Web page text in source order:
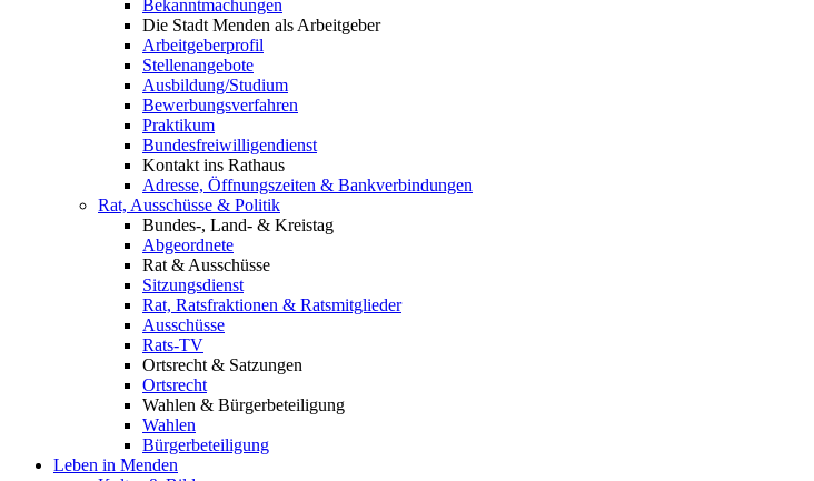
Bekanntmachungen
Die Stadt Menden als Arbeitgeber
Arbeitgeberprofil
Stellenangebote
Ausbildung/Studium
Bewerbungsverfahren
Praktikum
Bundesfreiwilligendienst
Kontakt ins Rathaus
Adresse, Öffnungszeiten & Bankverbindungen
Rat, Ausschüsse & Politik
Bundes-, Land- & Kreistag
Abgeordnete
Rat & Ausschüsse
Sitzungsdienst
Rat, Ratsfraktionen & Ratsmitglieder
Ausschüsse
Rats-TV
Ortsrecht & Satzungen
Ortsrecht
Wahlen & Bürgerbeteiligung
Wahlen
Bürgerbeteiligung
Leben in Menden